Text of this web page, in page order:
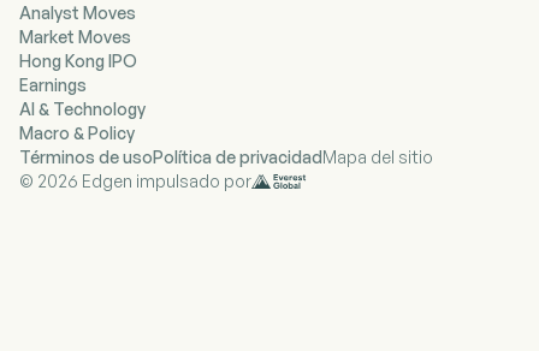
Analyst Moves
Market Moves
Hong Kong IPO
Earnings
AI & Technology
Macro & Policy
Términos de usoPolítica de privacidadMapa del sitio
© 2026 Edgen impulsado por